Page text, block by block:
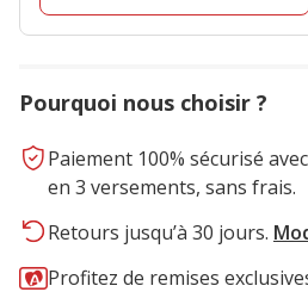
Pourquoi nous choisir ?
Paiement 100% sécurisé
en 3 versements, sans frais.
Retours jusqu’à 30 jours.
Profitez de remises